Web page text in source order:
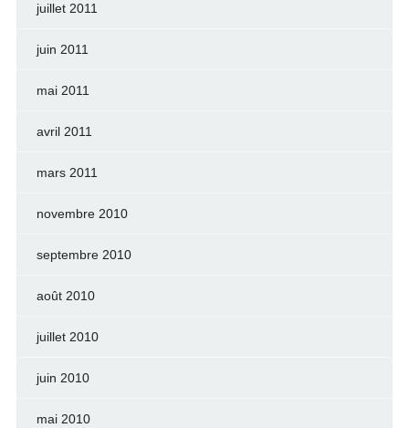
juillet 2011
juin 2011
mai 2011
avril 2011
mars 2011
novembre 2010
septembre 2010
août 2010
juillet 2010
juin 2010
mai 2010